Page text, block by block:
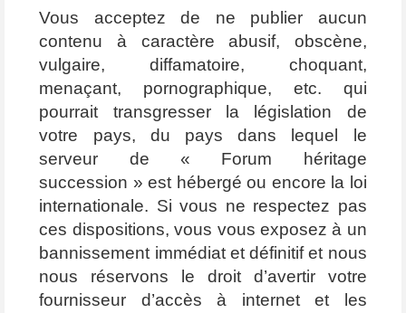
Vous acceptez de ne publier aucun
contenu à caractère abusif, obscène,
vulgaire, diffamatoire, choquant,
menaçant, pornographique, etc. qui
pourrait transgresser la législation de
votre pays, du pays dans lequel le
serveur de « Forum héritage
succession » est hébergé ou encore la loi
internationale. Si vous ne respectez pas
ces dispositions, vous vous exposez à un
bannissement immédiat et définitif et nous
nous réservons le droit d’avertir votre
fournisseur d’accès à internet et les